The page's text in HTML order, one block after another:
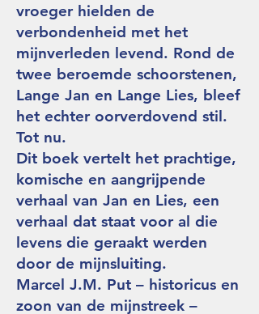
vroeger hielden de
verbondenheid met het
mijnverleden levend. Rond de
twee beroemde schoorstenen,
Lange Jan en Lange Lies, bleef
het echter oorverdovend stil.
Tot nu.
Dit boek vertelt het prachtige,
komische en aangrijpende
verhaal van Jan en Lies, een
verhaal dat staat voor al die
levens die geraakt werden
door de mijnsluiting.
Marcel J.M. Put – historicus en
zoon van de mijnstreek –